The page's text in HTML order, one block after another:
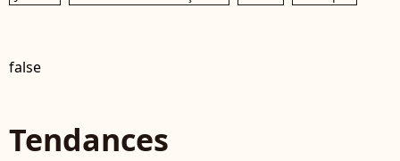
false
Tendances